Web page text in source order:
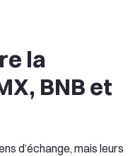
la
BNB et
d’échange, mais leurs